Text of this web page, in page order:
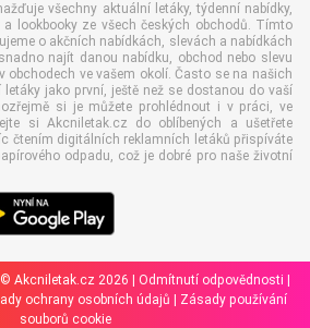
všechny aktuální letáky, týdenní nabídky,
a lookbooky ze všech českých obchodů. Tímto
o akčních nabídkách, slevách a nabídkách
najít danou nabídku, obchod nebo slevu
obchodech ve vašem okolí. Často se na našich
letáky jako první, ještě než se dostanou do vaší
si je můžete prohlédnout i v práci, ve
si Akcniletak.cz do oblíbených a ušetřete
čtením digitálních reklamních letáků přispíváte
odpadu, což je dobré pro naše životní
Akcniletak.cz 2026 | Odmítnutí odpovědnosti
ochrany osobních údajů
Zásady používání
souborů cookie